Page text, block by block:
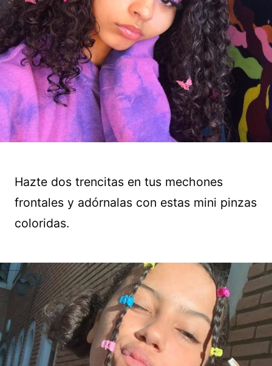
Hazte dos trencitas en tus mechones
frontales y adórnalas con estas mini pinzas
coloridas.